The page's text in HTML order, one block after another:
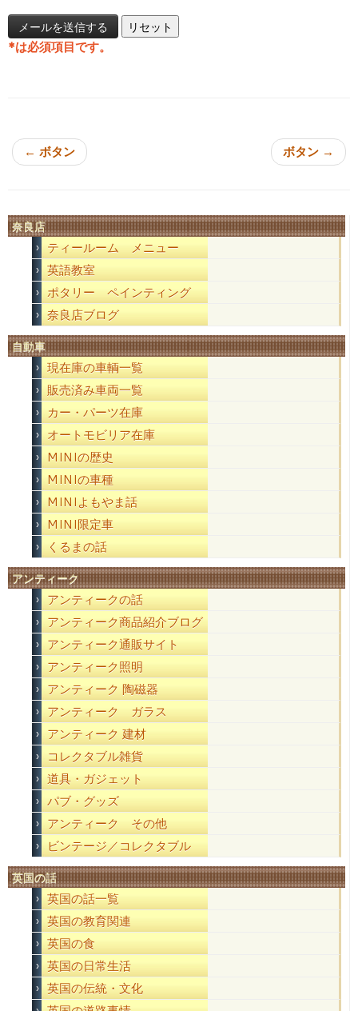
*は必須項目です。
← ボタン ボタン →
奈良店
ティールーム メニュー
英語教室
ポタリー ペインティング
奈良店ブログ
自動車
現在庫の車輌一覧
販売済み車両一覧
カー・パーツ在庫
オートモビリア在庫
MINIの歴史
MINIの車種
MINIよもやま話
MINI限定車
くるまの話
アンティーク
アンティークの話
アンティーク商品紹介ブログ
アンティーク通販サイト
アンティーク照明
アンティーク 陶磁器
アンティーク ガラス
アンティーク 建材
コレクタブル雑貨
道具・ガジェット
パブ・グッズ
アンティーク その他
ビンテージ／コレクタブル
英国の話
英国の話一覧
英国の教育関連
英国の食
英国の日常生活
英国の伝統・文化